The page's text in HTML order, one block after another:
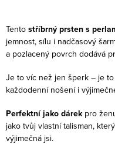
Tento stříbrný prsten s
jemnost, sílu i nadčasový
a pozlacený povrch dodává
Je to víc než jen šperk – je to
každodenní nošení i
Perfektní jako dárekpro
jako tvůj vlastní talisman,
výjimečná jsi.